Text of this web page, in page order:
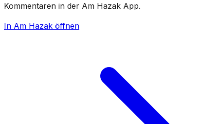
Kommentaren in der Am Hazak App.
In Am Hazak öffnen